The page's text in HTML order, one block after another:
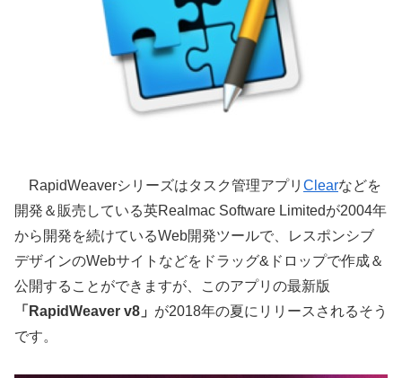
RapidWeaverシリーズはタスク管理アプリ Clearなどを
開発＆販売している英Realmac Software Limitedが2004年
から開発を続けているWeb開発ツールで、レスポンシブ
デザインのWebサイトなどをドラッグ&ドロップで作成＆
公開することができますが、このアプリの最新版
「RapidWeaver v8」 が2018年の夏にリリースされるそう
です。